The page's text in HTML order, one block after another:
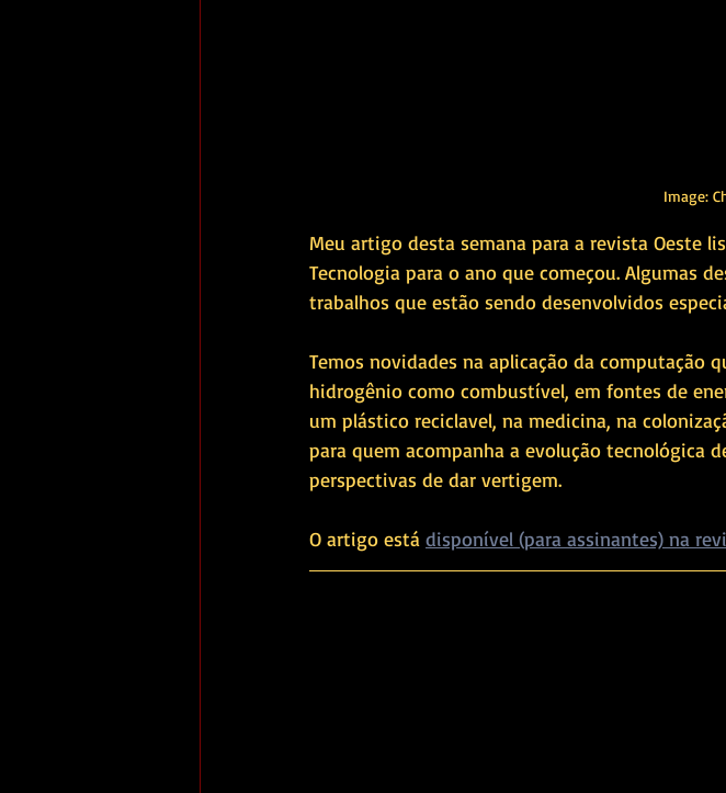
Image:
Meu artigo desta semana para a revista Oeste
Tecnologia para o ano que começou. Algumas
trabalhos que estão sendo desenvolvidos
Temos novidades na aplicação da computação
hidrogênio como combustível, em fontes de
um plástico reciclavel, na medicina, na
para quem acompanha a evolução tecnológica
perspectivas de dar vertigem.
O artigo está disponível (para assinantes) na